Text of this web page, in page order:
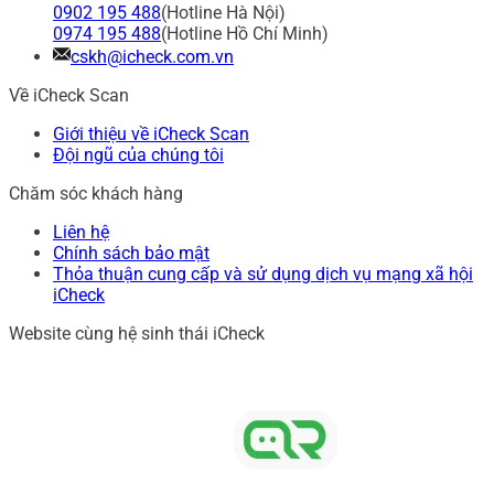
0902 195 488(Hotline Hà Nội)
0974 195 488(Hotline Hồ Chí Minh)
cskh@icheck.com.vn
Về iCheck Scan
Giới thiệu về iCheck Scan
Đội ngũ của chúng tôi
Chăm sóc khách hàng
Liên hệ
Chính sách bảo mật
Thỏa thuận cung cấp và sử dụng dịch vụ mạng xã hội
iCheck
Website cùng hệ sinh thái iCheck